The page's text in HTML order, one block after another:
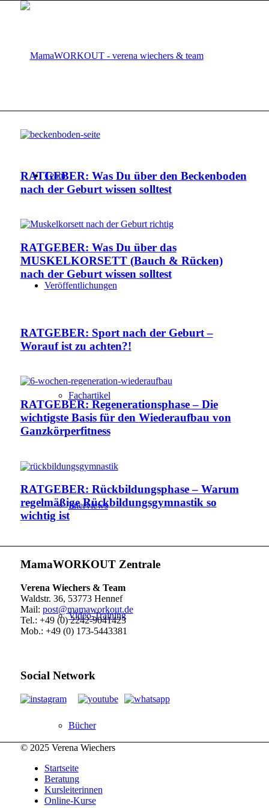
Team
Veröffentlichungen
Fachartikel
Interviews
Video-Training
Bücher
RATGEBER: Was Du über den Beckenboden
nach der Geburt wissen solltest
RATGEBER: Was Du über das
MUSKELKORSETT (Bauch & Rücken)
nach der Geburt wissen solltest
RATGEBER: Sport nach der Geburt –
Worauf ist zu achten?!
RATGEBER: Regenerationsphase – Die
wichtigste Basis für den Wiederaufbau von
Ganzkörperfitness
RATGEBER: Rückbildungsphase – Warum
regelmäßige Rückbildungsgymnastik so
wichtig ist
MamaWORKOUT Zentrale
Verena Wiechers & Team
Waldstr. 36, 53773 Hennef
Mail: post@mamaworkout.de
Tel.: +49 (0) 2242-9041423
Mob.: +49 (0) 173-5443381
Social Network
© 2025 Verena Wiechers
Startseite
Beratung
Kursleiterinnen
Online-Kurse